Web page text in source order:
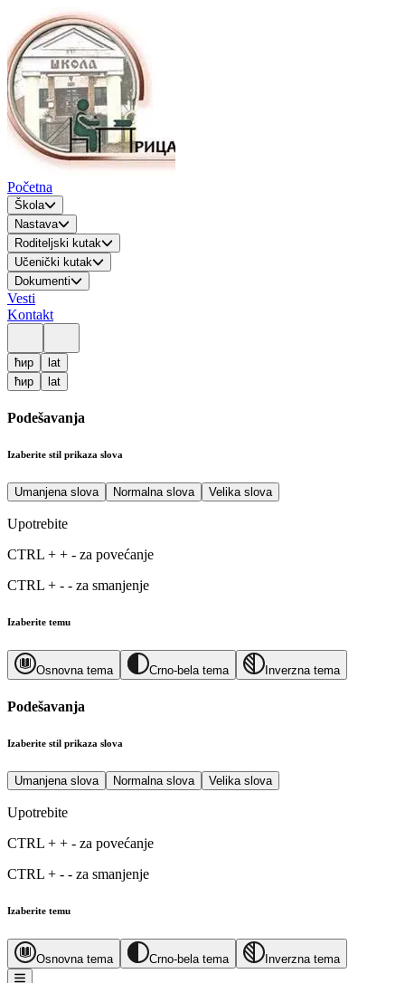
Početna
Škola
Nastava
Roditeljski kutak
Učenički kutak
Dokumenti
Vesti
Kontakt
ћир
lat
ћир
lat
Podešavanja
Izaberite stil prikaza slova
Umanjena slova Normalna slova Velika slova
Upotrebite
CTRL + + - za povećanje
CTRL + - - za smanjenje
Izaberite temu
Osnovna tema Crno-bela tema Inverzna tema
Podešavanja
Izaberite stil prikaza slova
Umanjena slova Normalna slova Velika slova
Upotrebite
CTRL + + - za povećanje
CTRL + - - za smanjenje
Izaberite temu
Osnovna tema Crno-bela tema Inverzna tema